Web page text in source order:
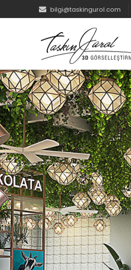
bilgi@taskingurol.com